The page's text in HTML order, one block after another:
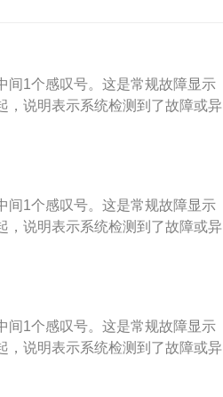
间1个感叹号。这是常规故障显示
，说明表示系统检测到了故障或异
显示信息显示器。当车辆出现故
一个图标。一般，图标长什么样
号灯亮起，应该立即停车，拨打救
示灯为黄色时，提示驾驶员，车辆
举三个红色感叹号故障灯的例子。
号，底部一条花纹，就像轮胎的
该立即前往4S店或者修理厂进行
是转向系统故障灯，左边一个方向
有故障，汽车转向系统是助力转向
转向系统过度负荷运转、转向器
间1个感叹号。这是常规故障显示
，说明表示系统检测到了故障或异
显示信息显示器。当车辆出现故
一个图标。一般，图标长什么样
号灯亮起，应该立即停车，拨打救
示灯为黄色时，提示驾驶员，车辆
举三个红色感叹号故障灯的例子。
号，底部一条花纹，就像轮胎的
间1个感叹号。这是常规故障显示
，说明表示系统检测到了故障或异
显示信息显示器。当车辆出现故